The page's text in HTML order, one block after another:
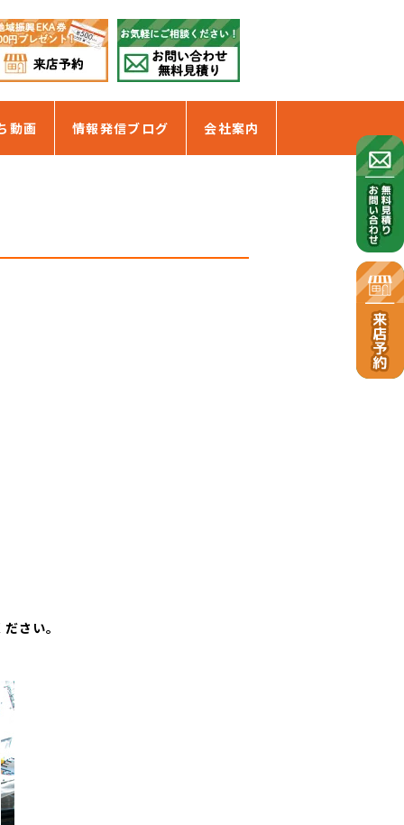
動画 情報発信ブログ 会社案内
さい。